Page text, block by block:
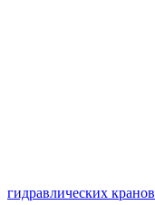
гидравлических кранов